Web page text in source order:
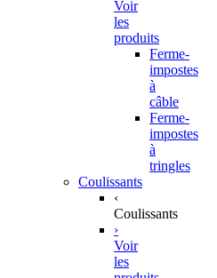
Voir
les
produits
Ferme-
impostes
à
câble
Ferme-
impostes
à
tringles
Coulissants
‹
Coulissants
›
Voir
les